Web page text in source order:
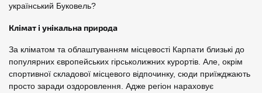
український Буковель?
Клімат і унікальна природа
За кліматом та облаштуванням місцевості Карпати близькі до
популярних європейських гірськолижних курортів. Але, окрім
спортивної складової місцевого відпочинку, сюди приїжджають
просто заради оздоровлення. Адже регіон нараховує